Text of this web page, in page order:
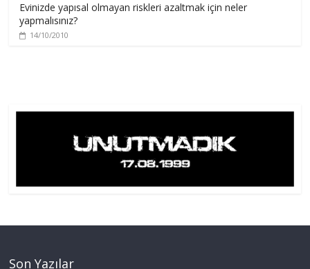
Evinizde yapısal olmayan riskleri azaltmak için neler
yapmalısınız?
14/10/2010
Son Yazılar